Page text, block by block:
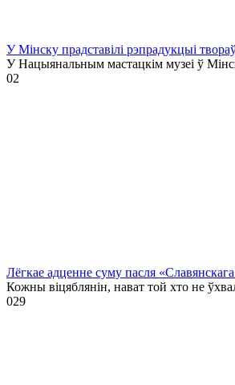
У Мінску прадставілі рэпрадукцыі
У Нацыянальным мастацкім музеі ў
02
Лёгкае адценне суму пасля
Кожны віцяблянін, нават той хто не
029